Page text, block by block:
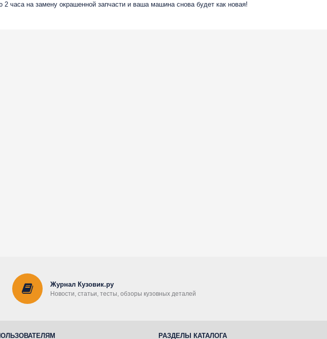
часа на замену окрашенной запчасти и ваша машина снова будет как новая!
Журнал Кузовик.ру
Новости, статьи, тесты, обзоры кузовных деталей
РАЗДЕЛЫ КАТАЛОГА